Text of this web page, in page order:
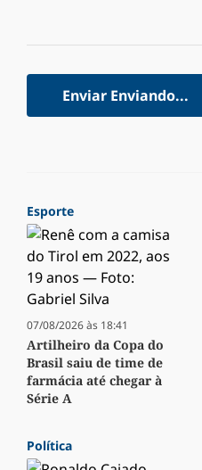
Enviar Enviando...
Esporte
07/08/2026 às 18:41
Artilheiro da Copa do
Brasil saiu de time de
farmácia até chegar à
Série A
Política